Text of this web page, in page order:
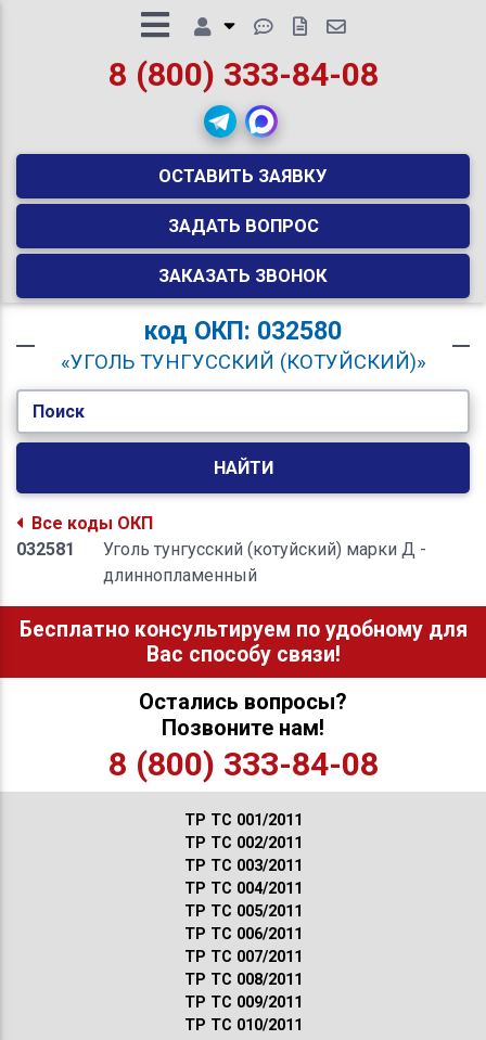
8 (800) 333-84-08
ОСТАВИТЬ ЗАЯВКУ
ЗАДАТЬ ВОПРОС
ЗАКАЗАТЬ ЗВОНОК
код ОКП: 032580
«УГОЛЬ ТУНГУССКИЙ (КОТУЙСКИЙ)»
Поиск
НАЙТИ
Все коды ОКП
032581
Уголь тунгусский (котуйский) марки Д -
длиннопламенный
Бесплатно консультируем по удобному для
Вас способу связи!
Остались вопросы?
Позвоните нам!
8 (800) 333-84-08
ТР ТС 001/2011
ТР ТС 002/2011
ТР ТС 003/2011
ТР ТС 004/2011
ТР ТС 005/2011
ТР ТС 006/2011
ТР ТС 007/2011
ТР ТС 008/2011
ТР ТС 009/2011
ТР ТС 010/2011